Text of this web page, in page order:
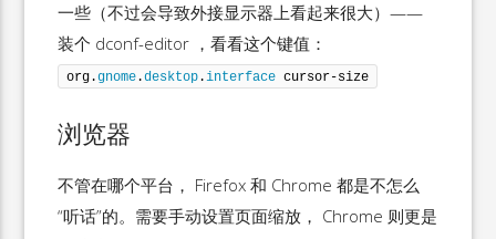
一些（不过会导致外接显示器上看起来很大）——
装个 dconf-editor ，看看这个键值：
org.gnome.desktop.interface cursor-size
浏览器
不管在哪个平台， Firefox 和 Chrome 都是不怎么
“听话”的。需要手动设置页面缩放， Chrome 则更是